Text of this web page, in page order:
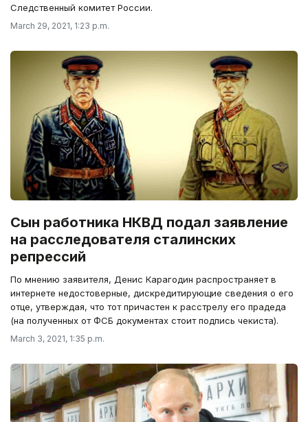
Следственный комитет России.
March 29, 2021, 1:23 p.m.
Сын работника НКВД подал заявление
на расследователя сталинских
репрессий
По мнению заявителя, Денис Карагодин распространяет в
интернете недостоверные, дискредитирующие сведения о его
отце, утверждая, что тот причастен к расстрелу его прадеда
(на полученных от ФСБ документах стоит подпись чекиста).
March 3, 2021, 1:35 p.m.